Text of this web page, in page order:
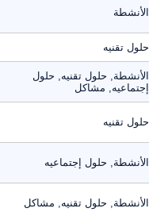
الأنشطة
حلول تقنيه
الأنشطة, حلول تقنيه, حلول
إجتماعيه, مشاكل
حلول تقنيه
الأنشطة, حلول إجتماعيه
الأنشطة, حلول تقنيه, مشاكل